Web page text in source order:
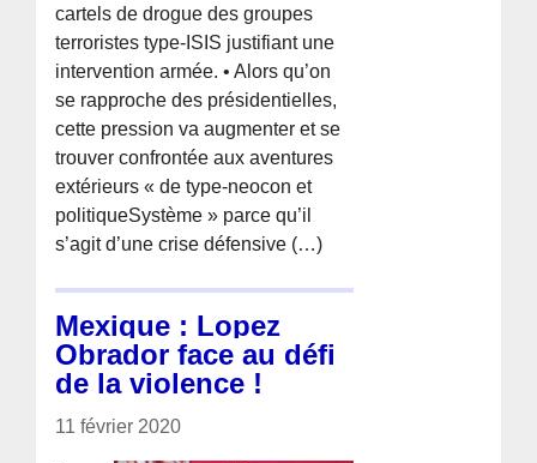
cartels de drogue des groupes
terroristes type-ISIS justifiant une
intervention armée. • Alors qu’on
se rapproche des présidentielles,
cette pression va augmenter et se
trouver confrontée aux aventures
extérieurs « de type-neocon et
politiqueSystème » parce qu’il
s’agit d’une crise défensive (…)
Mexique : Lopez
Obrador face au défi
de la violence !
11 février 2020